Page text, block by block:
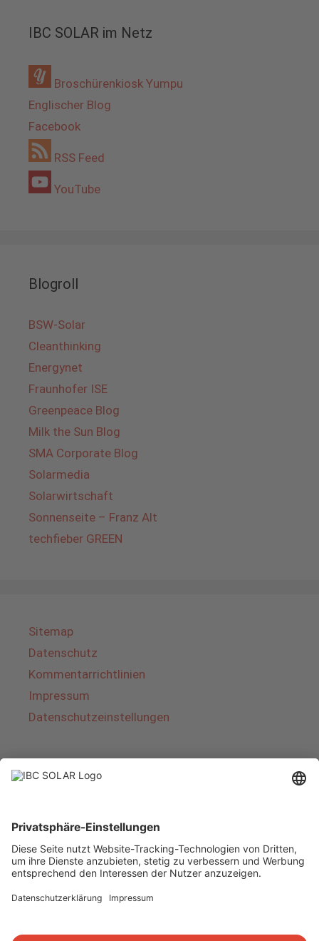
IBC SOLAR im Netz
Broschürenkiosk Yumpu
Englischer Blog
Facebook
RSS Feed
YouTube
Blogroll
BSW-Solar
Cleanthinking
Energynet
Fraunhofer ISE
Greenpeace Blog
Milk the Sun Blog
SMA Corporate Blog
Solarmedia
Solarwirtschaft
Sonnenseite – Franz Alt
techfieber GREEN
Sitemap
Datenschutz
Kommentarrichtlinien
Impressum
Datenschutzeinstellungen
Über IBC SOLAR
von Energielösungen und Dienstleistungen im
Bereich Photovoltaik und Speicher. Das
Unternehmen bietet Komplettsysteme an und
deckt das gesamte Spektrum von der Planung
bis zur schlüsselfertigen Übergabe von
Energielösungen für Eigenheime, Gewerbe und